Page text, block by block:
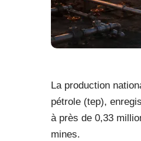
La production
pétrole (tep),
à près de 0,33
mines.